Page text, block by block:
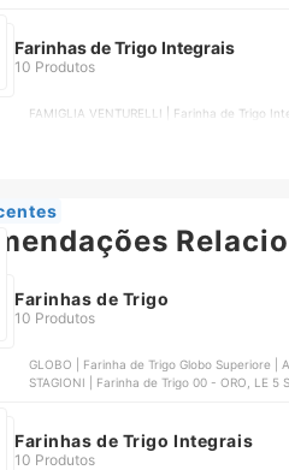
Farinhas de Trigo Integrais
10 Produtos
FAMIGLIA VENTURELLI | Farinha de Trigo
Farinhas de Trigo
10 Produtos
GLOBO | Farinha de Trigo Globo Superiore |
STAGIONI | Farinha de Trigo 00 - ORO, LE 5
Farinhas de Trigo Integrais
10 Produtos